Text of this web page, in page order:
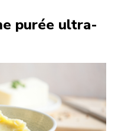
purée ultra-